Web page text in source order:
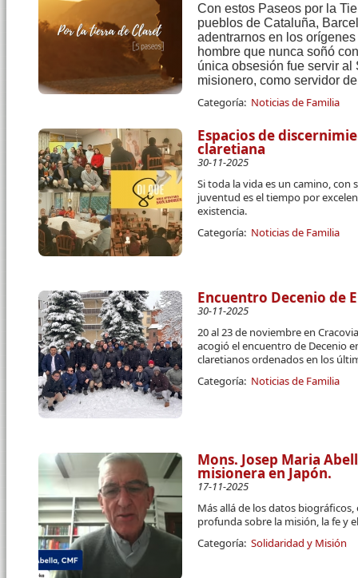
Con estos Paseos por la
pueblos de Cataluña,
adentrarnos en los
hombre que nunca soñó
única obsesión fue servir
misionero, como servidor
Categoría: Noticias de Familia
Espacios de
claretiana
30-11-2025
Si toda la vida es un camino, con
juventud es el tiempo por
existencia.
Categoría: Noticias de Familia
Encuentro Decenio de
30-11-2025
20 al 23 de noviembre en
acogió el encuentro de Decenio
claretianos ordenados en los
Categoría: Noticias de Familia
Mons. Josep Maria
misionera en Japón.
17-11-2025
Más allá de los datos
profunda sobre la misión, la fe y
Categoría: Solidaridad y Misión